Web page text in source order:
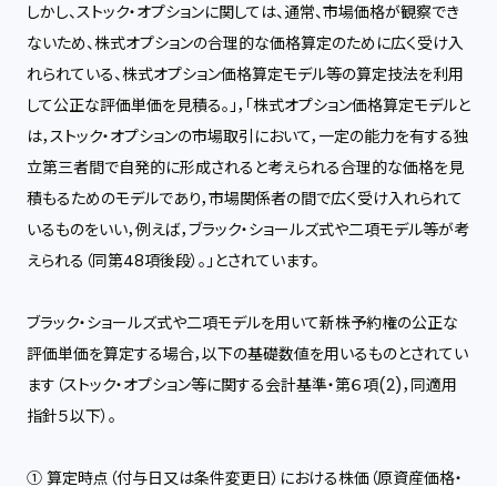
しかし、ストック・オプションに関しては、通常、市場価格が観察でき
ないため、株式オプションの合理的な価格算定のために広く受け入
れられている、株式オプション価格算定モデル等の算定技法を利用
して公正な評価単価を見積る。」，「株式オプション価格算定モデルと
は，ストック・オプションの市場取引において，一定の能力を有する独
立第三者間で自発的に形成されると考えられる合理的な価格を見
積もるためのモデルであり，市場関係者の間で広く受け入れられて
いるものをいい，例えば，ブラック・ショールズ式や二項モデル等が考
えられる（同第48項後段）。」とされています。
ブラック・ショールズ式や二項モデルを用いて新株予約権の公正な
評価単価を算定する場合，以下の基礎数値を用いるものとされてい
ます（ストック・オプション等に関する会計基準・第６項(2)，同適用
指針５以下）。
① 算定時点（付与日又は条件変更日）における株価（原資産価格・